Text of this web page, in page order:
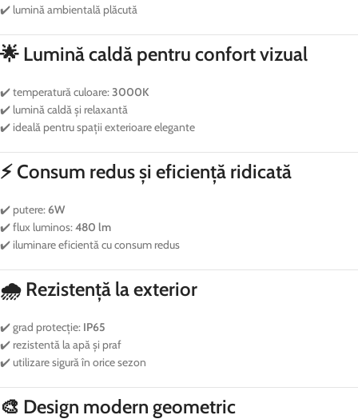
✔️ lumină ambientală plăcută
🌟 Lumină caldă pentru confort vizual
✔️ temperatură culoare:3000K
✔️ lumină caldă și relaxantă
✔️ ideală pentru spații exterioare elegante
⚡ Consum redus și eficiență ridicată
✔️ putere:6W
✔️ flux luminos:480 lm
✔️ iluminare eficientă cu consum redus
🌧️ Rezistență la exterior
✔️ grad protecție: IP65
✔️ rezistentă la apă și praf
✔️ utilizare sigură în orice sezon
🎨 Design modern geometric